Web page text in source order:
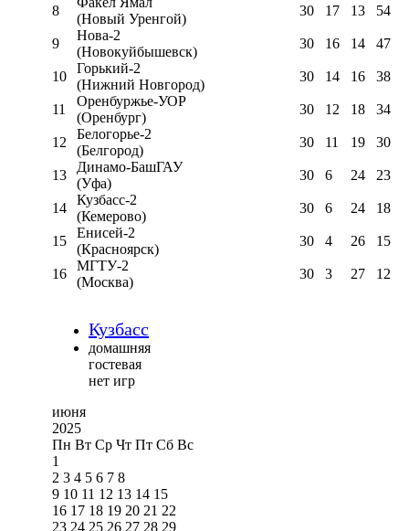
8
(Новый Уренгой)
30 17 13 54
9
Нова-2
(Новокуйбышевск)
30 16 14 47
10
Горький-2
(Нижний Новгород)
30 14 16 38
11
Оренбуржье-УОР
(Оренбург)
30 12 18 34
12
Белогорье-2
(Белгород)
30 11 19 30
13
Динамо-БашГАУ
(Уфа)
30 6 24 23
14
Кузбасс-2
(Кемерово)
30 6 24 18
15
Енисей-2
(Красноярск)
30 4 26 15
16
МГТУ-2
(Москва)
30 3 27 12
Кузбасс
домашняя
гостевая
нет игр
июня
2025
Пн Вт Ср Чт Пт Сб Вс
1
2 3 4 5 6 7 8
9 10 11 12 13 14 15
16 17 18 19 20 21 22
23 24 25 26 27 28 29